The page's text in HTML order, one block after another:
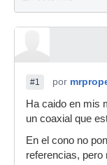
#1 por
Ha caido en mis
un coaxial que
En el cono no
referencias, pero